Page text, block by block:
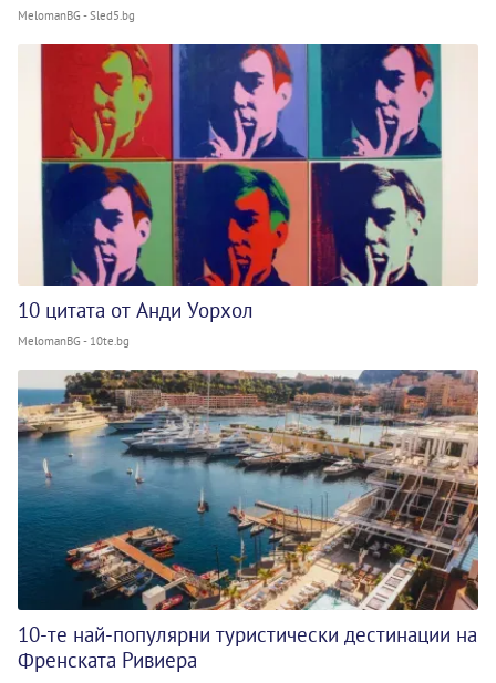
MelomanBG - Sled5.bg
10 цитата от Анди Уорхол
MelomanBG - 10te.bg
10-те най-популярни туристически дестинации на
Френската Ривиера